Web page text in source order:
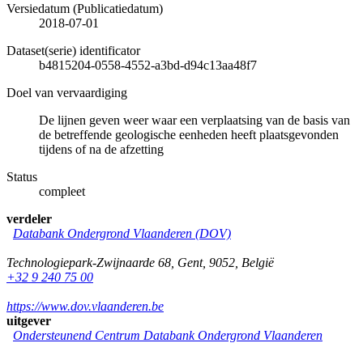
Versiedatum (Publicatiedatum)
2018-07-01
Dataset(serie) identificator
b4815204-0558-4552-a3bd-d94c13aa48f7
Doel van vervaardiging
De lijnen geven weer waar een verplaatsing van de basis van
de betreffende geologische eenheden heeft plaatsgevonden
tijdens of na de afzetting
Status
compleet
verdeler
Databank Ondergrond Vlaanderen (DOV)
Technologiepark-Zwijnaarde 68 Gent, 9052 België
+32 9 240 75 00
https://www.dov.vlaanderen.be
uitgever
Ondersteunend Centrum Databank Ondergrond Vlaanderen